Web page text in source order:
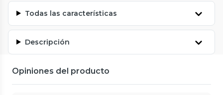
Todas las características
Descripción
Opiniones del producto